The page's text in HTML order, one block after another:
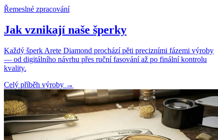
Řemeslné zpracování
Jak vznikají naše šperky
Každý šperk Arete Diamond prochází pěti precizními fázemi výroby
— od digitálního návrhu přes ruční fasování až po finální kontrolu
kvality.
Celý příběh výroby →